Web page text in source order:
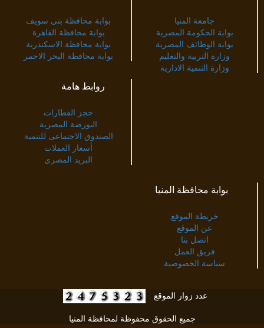
جامعة المنيا
بوابة الحكومة المصرية
بوابة الوظائف المصرية
وزارة التربية والتعليم
وزارة التنمية الادارية
بوابة محافظة بنى سويف
بوابة محافظة القاهرة
بوابة محافظة الاسكندرية
بوابة محافظة البحر الاحمر
روابط هامة
حجز القطارات
البورصة المصرية
الصندوق الاجتماعى للتنمية
أسعار العملات
البريد المصرى
بوابة محافظة المنيا
خريطة الموقع
عن الموقع
اتصل بنا
فريق العمل
سياسة الخصوصية
عدد زوار الموقع
جميع الحقوق محفوظة لمحافظة المنيا